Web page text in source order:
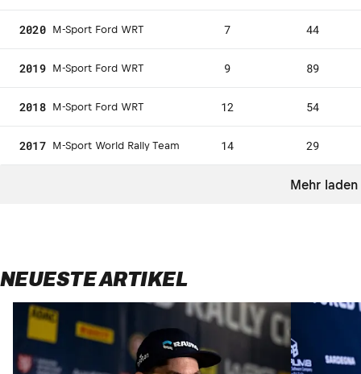
2020 M-Sport Ford WRT 7 44
2019 M-Sport Ford WRT 9 89
2018 M-Sport Ford WRT 12 54
2017 M-Sport World Rally Team 14 29
Mehr laden
NEUESTE ARTIKEL